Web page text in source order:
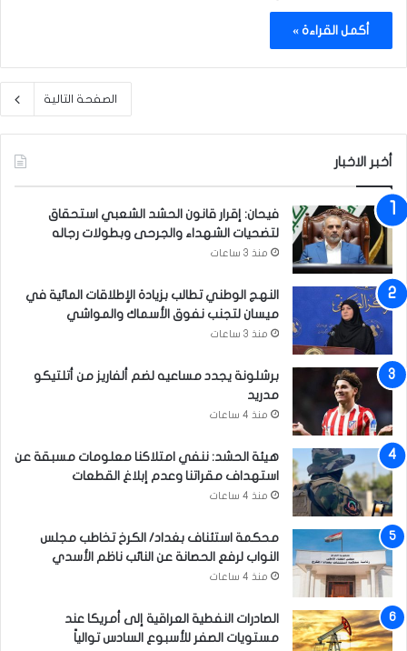
أكمل القراءة »
الصفحة التالية
أخبر الاخبار
فيحان: إقرار قانون الحشد الشعبي استحقاق
لتضحيات الشهداء والجرحى وبطولات رجاله
منذ 3 ساعات
النهج الوطني تطالب بزيادة الإطلاقات المائية في
ميسان لتجنب نفوق الأسماك والمواشي
منذ 3 ساعات
برشلونة يجدد مساعيه لضم ألفاريز من أتلتيكو
مدريد
منذ 4 ساعات
هيئة الحشد: ننفي امتلاكنا معلومات مسبقة عن
استهداف مقراتنا وعدم إبلاغ القطعات
منذ 4 ساعات
محكمة استئناف بغداد/ الكرخ تخاطب مجلس
النواب لرفع الحصانة عن النائب ناظم الأسدي
منذ 4 ساعات
الصادرات النفطية العراقية إلى أمريكا عند
مستويات الصفر للأسبوع السادس توالياً